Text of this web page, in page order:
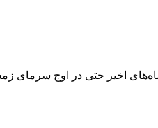
اخیر حتی در اوج سرمای